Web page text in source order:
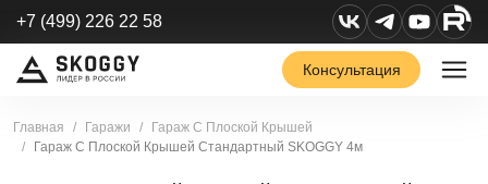
+7 (499) 226 22 58
Консультация
Главная Гаражи
Гараж С Плоской Крышей
Гараж С Плоской Крышей Стандартный SKOGGY 4м